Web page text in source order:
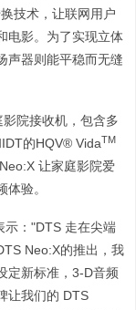
技术，让联网用户
电影。为了实现立体
声器则能平稳而无缝
院接收机，包含多
的HQV® VidaTM
让家庭影院爱
验。
示："DTS 走在尖端
Neo:X的推出，我
定新标准，3-D音频
让我们的 DTS